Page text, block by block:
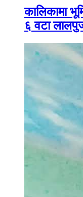
कालिकामा
६ वटा